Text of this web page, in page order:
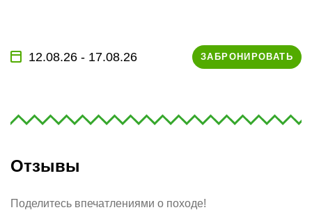
12.08.26 - 17.08.26 ЗАБРОНИРОВАТЬ
Отзывы
Поделитесь впечатлениями о походе!